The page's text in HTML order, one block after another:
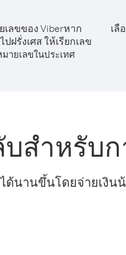
ลขของ Viberหาก
ฝรั่งเศส ให้เรียกเลข
ายเลขในประเทศ
เลื
สำหรับ
ด้นานขึ้นโดยจ่ายเงิน